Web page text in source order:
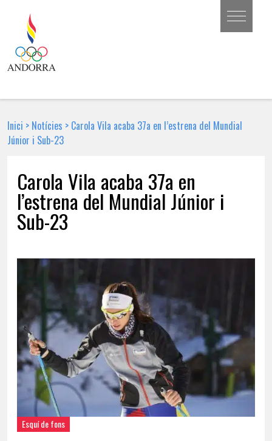
Inici > Notícies > Carola Vila acaba 37a en l’estrena del Mundial
Júnior i Sub-23
Carola Vila acaba 37a en
l’estrena del Mundial Júnior i
Sub-23
Esquí de fons